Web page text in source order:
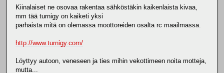
Kiinalaiset ne osovaa rakentaa sähköstäkin kaikenlaista kivaa,
mm tää turnigy on kaiketi yksi
parhaista mitä on olemassa moottoreiden osalta rc maailmassa.
http://www.turnigy.com/
Löyttyy autoon, veneseen ja ties mihin vekottimeen noita motteja,
mutta...